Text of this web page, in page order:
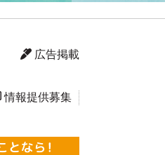
広告掲載
情報提供募集